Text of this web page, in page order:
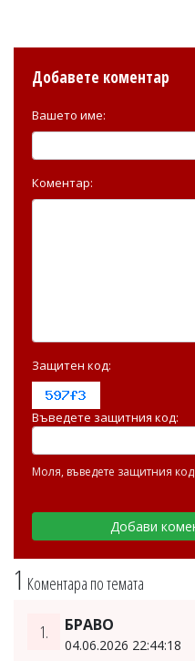
1 Коментара по темата
1. БРАВО
04.06.2026 22:44:18
Добавете коментар
Вашето име:
Коментар:
Защитен код:
Въведете защитния код:
Моля, въведете защитния код